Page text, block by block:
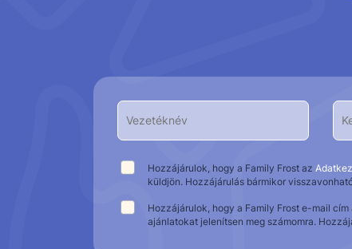
Hozzájárulok, hogy a Family Frost az
küldjön. Hozzájárulás bármikor
Hozzájárulok, hogy a Family Frost e-mail
ajánlatokat jelenítsen meg számomra.